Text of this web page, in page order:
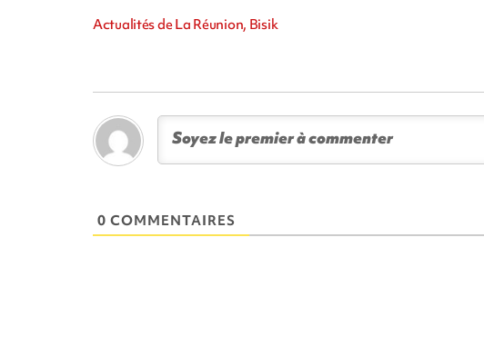
Actualités de La Réunion, Bisik
0 COMMENTAIRES